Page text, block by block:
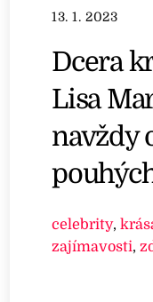
13. 1. 2023
Dcera
Lisa
navždy
celebrity,
zajímavosti,